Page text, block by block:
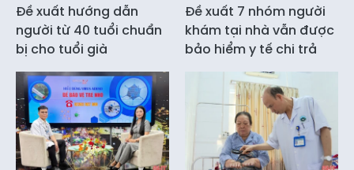
Đề xuất hướng dẫn
người từ 40 tuổi chuẩn
bị cho tuổi già
Đề xuất 7 nhóm người
khám tại nhà vẫn được
bảo hiểm y tế chi trả